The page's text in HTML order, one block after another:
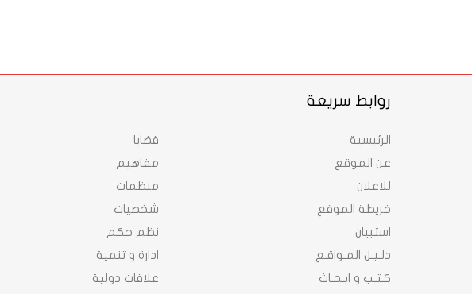
روابط سريعة
الرئيسية
عن الموقع
للاعلان
خريطة الموقع
استبيان
دلـيـل المـواقـع
كـتـب و ابـحـاث
قضايا
مفاهيم
منظمات
شخصيات
نظم حكم
ادارة و تنمية
علاقات دولية